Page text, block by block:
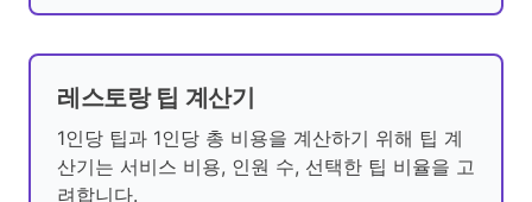
레스토랑 팁 계산기
1인당 팁과 1인당 총 비용을 계산하기 위해 팁 계
산기는 서비스 비용, 인원 수, 선택한 팁 비율을 고
려합니다.